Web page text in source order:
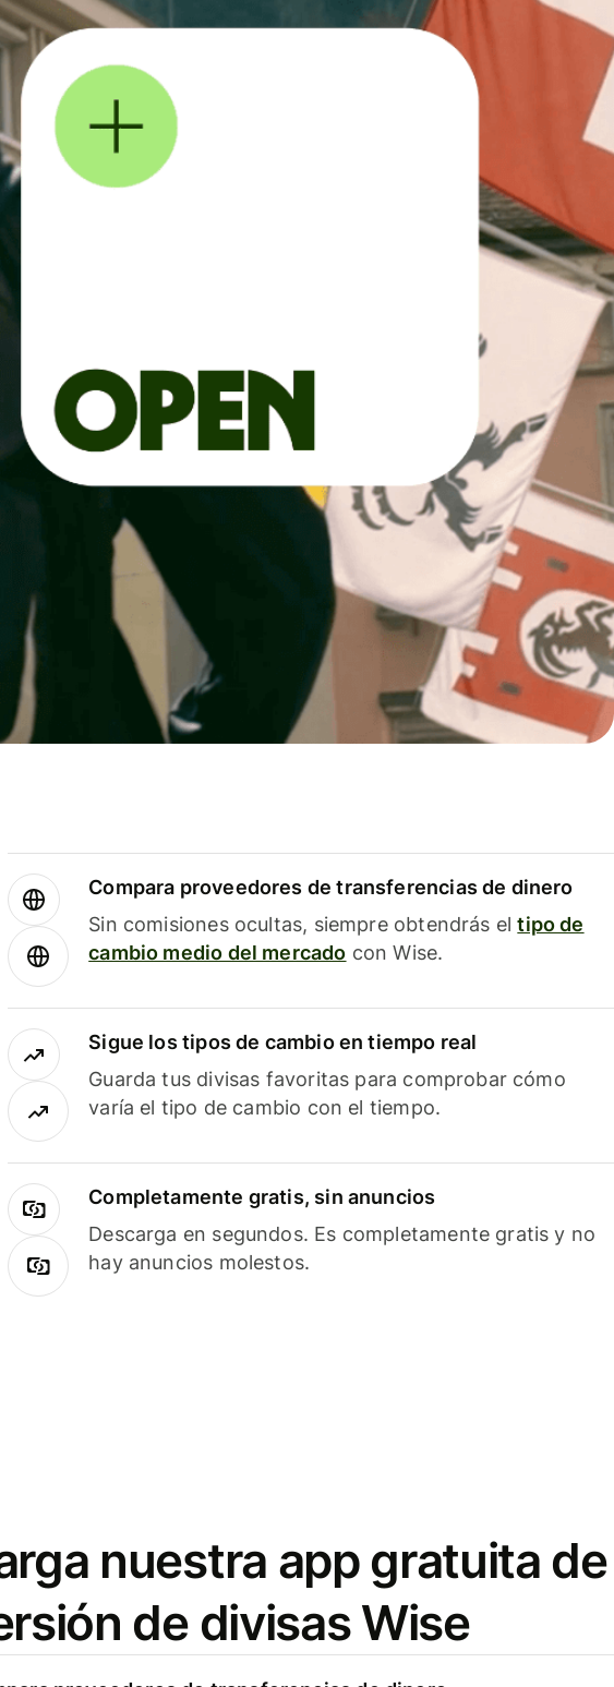
Compara proveedores de transferencias de dinero
Sin comisiones ocultas, siempre obtendrás eltipo de
cambio medio del mercado con Wise.
Sigue los tipos de cambio en tiempo real
Guarda tus divisas favoritas para comprobar cómo
varía el tipo de cambio con el tiempo.
Completamente gratis, sin anuncios
Descarga en segundos. Es completamente gratis y no
hay anuncios molestos.
nuestra app gratuita de
de divisas Wise